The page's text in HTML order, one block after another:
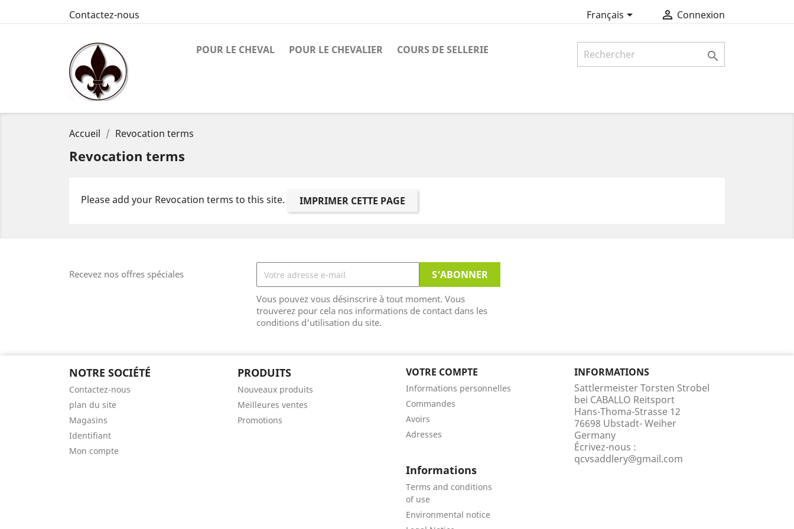
Contactez-nous Français  Connexion
POUR LE CHEVAL POUR LE CHEVALIER COURS DE SELLERIE 
Accueil Revocation terms
Revocation terms
Please add your Revocation terms to this site.
Recevez nos offres spéciales
Vous pouvez vous désinscrire à tout moment. Vous
trouverez pour cela nos informations de contact dans les
conditions d'utilisation du site.
NOTRE SOCIÉTÉ
Contactez-nous
plan du site
Magasins
Identifiant
Mon compte
PRODUITS
Nouveaux produits
Meilleures ventes
Promotions
VOTRE COMPTE
Informations personnelles
Commandes
Avoirs
Adresses
INFORMATIONS
Sattlermeister Torsten Strobel
bei CABALLO Reitsport
Hans-Thoma-Strasse 12
76698 Ubstadt- Weiher
Germany
Écrivez-nous :
qcvsaddlery@gmail.com
Informations
Terms and conditions
of use
Environmental notice